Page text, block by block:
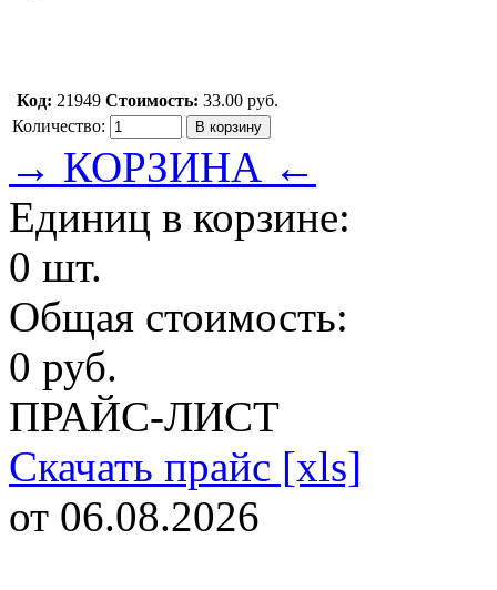
Код: 21949 Стоимость: 33.00 руб.
Количество:
→ КОРЗИНА ←
Единиц в корзине:
0 шт.
Общая стоимость:
0 руб.
ПРАЙС-ЛИСТ
Скачать прайс [xls]
от 06.08.2026